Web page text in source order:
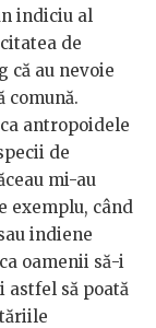
indiciu al
de
că au nevoie
comună.
antropoidele
de
mi-au
exemplu, când
indiene
oamenii să-i
astfel să poată